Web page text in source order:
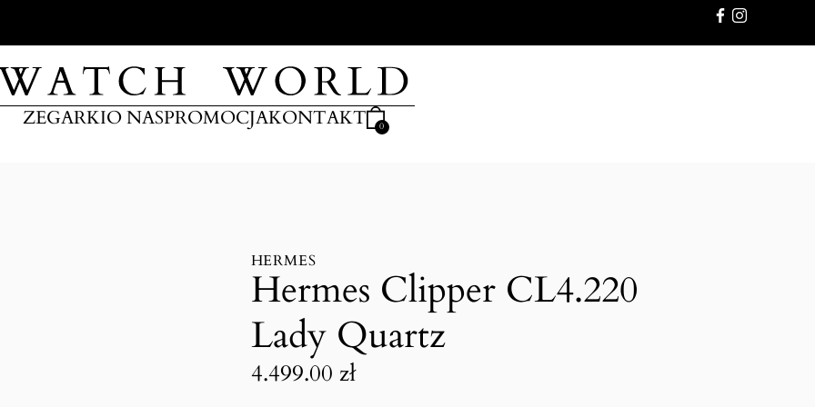
ZEGARKIO NASPROMOCJAKONTAKT 0
HERMES
Hermes Clipper CL4.220
Lady Quartz
4.499.00 zł